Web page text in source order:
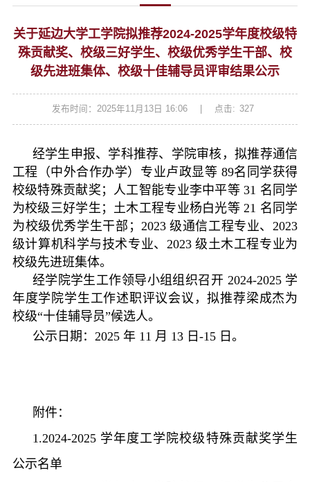
关于延边大学工学院拟推荐2024-2025学年度校级特
殊贡献奖、校级三好学生、校级优秀学生干部、校
级先进班集体、校级十佳辅导员评审结果公示
发布时间：2025年11月13日 16:06 点击: 327
经学生申报、学科推荐、学院审核，拟推荐通信
工程（中外合作办学）专业卢政显等 89名同学获得
校级特殊贡献奖；人工智能专业李中平等 31 名同学
为校级三好学生；土木工程专业杨白光等 21 名同学
为校级优秀学生干部；2023 级通信工程专业、2023
级计算机科学与技术专业、2023 级土木工程专业为
校级先进班集体。
经学院学生工作领导小组组织召开 2024-2025 学
年度学院学生工作述职评议会议，拟推荐梁成杰为
校级“十佳辅导员”候选人。
公示日期：2025 年 11 月 13 日-15 日。
附件：
1.2024-2025 学年度工学院校级特殊贡献奖学生
公示名单